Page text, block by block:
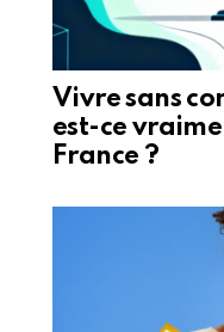
Vivre sans
est-ce
France ?